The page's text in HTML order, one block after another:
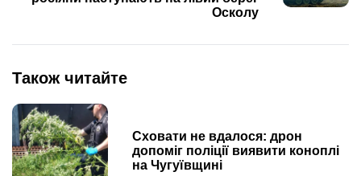
Осколу
Також читайте
Сховати не вдалося: дрон
допоміг поліції виявити коноплі
на Чугуївщині